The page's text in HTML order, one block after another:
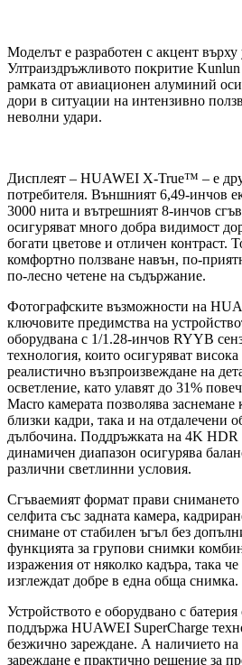
Моделът е разработен с акцент върху
Ултраиздръжливото покритие
рамката от авиационен алуминий
дори в ситуации на интензивно
неволни удари.
Дисплеят – HUAWEI X-True™ – е
потребителя. Външният 6,49-инчов
3000 нита и вътрешният 8-инчов
осигуряват много добра видимост
богати цветове и отличен контраст.
комфортно ползване навън, по-
по-лесно четене на съдържание.
Фотографските възможности на
ключовите предимства на
оборудвана с 1/1.28-инчов RYYB
технология, които осигуряват
реалистично възпроизвеждане на
осветление, като улавят до 31%
Macro камерата позволява заснемане
близки кадри, така и на отдалечени
дълбочина. Поддръжката на 4K HDR
динамичен диапазон осигурява
различни светлинни условия.
Сгъваемият формат прави
селфита със задната камерa,
снимане от стабилен ъгъл без
функцията за групови снимки
изражения от няколко кадъра, така
изглеждат добре в една обща снимка.
Устройството е оборудвано с
поддържа HUAWEI SuperCharge
безжично зареждане. А наличието
зареждане е практично решение за